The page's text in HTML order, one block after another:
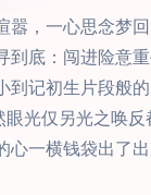
，一心思念梦
底：闯进险意
到记初生片段般
光仅另光之唤
心一横钱袋出了